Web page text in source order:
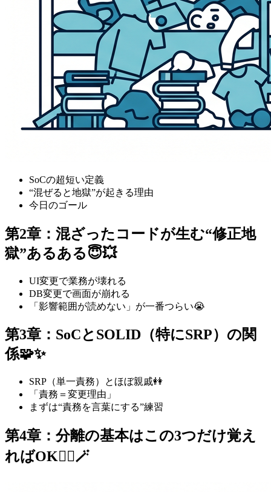
SoCの超短い定義
“混ぜると地獄”が起きる理由
今日のゴール
第2章：混ざったコードが生む“修正地
獄”あるある😇💥
UI変更で業務が壊れる
DB変更で画面が崩れる
「影響範囲が読めない」が一番つらい😭
第3章：SoCとSOLID（特にSRP）の関
係🧩✨
SRP（単一責務）とほぼ親戚👭
「責務＝変更理由」
まずは“責務を言葉にする”練習
第4章：分離の基本はこの3つだけ覚え
ればOK🙆‍♀️🪄